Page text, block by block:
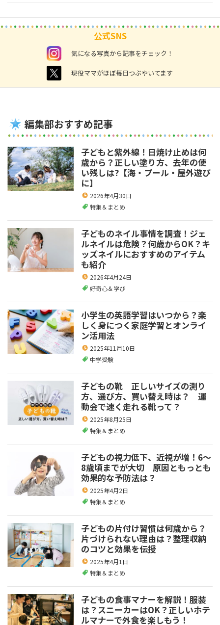
公式SNS
instagram 気になる写真から記事をチェック！
twitter 現役ママがほぼ毎日つぶやいてます
編集部おすすめ記事
子どもと紫外線！日焼け止めは何
歳から？正しい塗り方、去年の使
い残しは?【海・プール・屋外遊び
に】
2026年4月30日
特集＆まとめ
子どものネイル事情を調査！ジェ
ルネイルは危険？何歳からOK？キ
ッズネイルにおすすめのアイテム
も紹介
2026年4月24日
好奇心＆学び
小学生の英語学習はいつから？楽
しく身につく家庭学習とオンライ
ン活用法
2025年11月10日
中学受験
子どもの靴 正しいサイズの測り
方、選び方、買い替え時は？ 運
動会で速く走れる靴って？
2025年8月25日
特集＆まとめ
子どもの視力低下、近視が増！6～
8歳頃までが大切 原因ともっとも
効果的な予防法は？
2025年4月2日
特集＆まとめ
子どもの片付け習慣は何歳から？
片づけられない理由は？整理収納
のコツと効果を伝授
2025年4月1日
特集＆まとめ
子どもの食事マナーを解説！服装
は？スニーカーはOK？正しいホテ
ルマナーで外食を楽しもう！